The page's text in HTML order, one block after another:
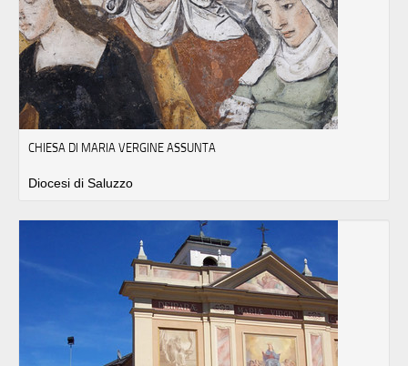
CHIESA DI MARIA VERGINE ASSUNTA
Diocesi di Saluzzo